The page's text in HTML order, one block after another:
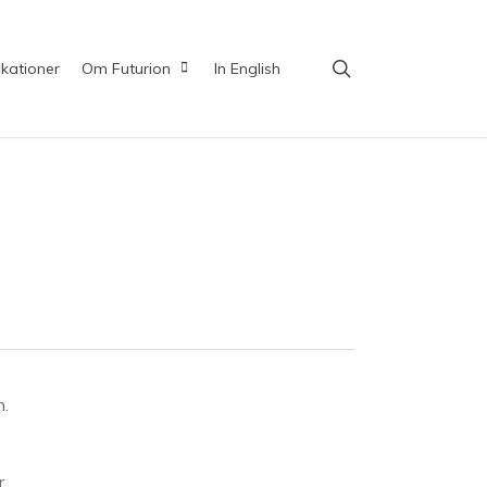
Om Futurion In English